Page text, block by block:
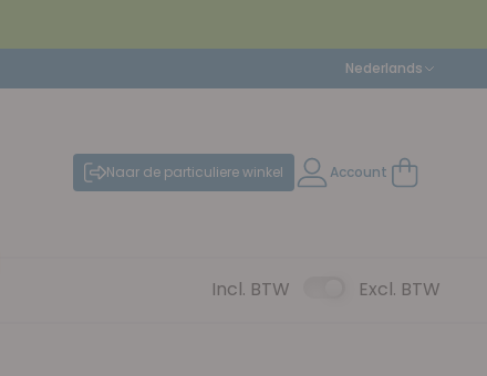
Taal
Nederlands
Naar de particuliere winkel Account
Incl. BTW Excl. BTW